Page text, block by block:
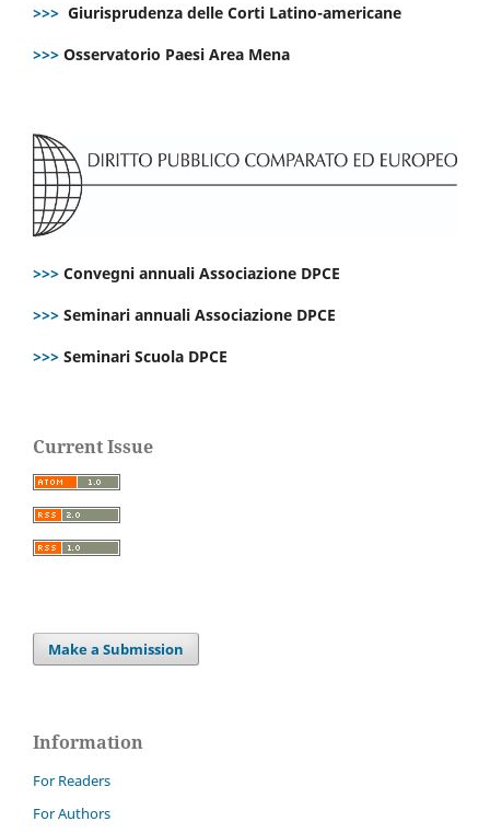
>>> Giurisprudenza delle Corti Latino-americane
>>> Osservatorio Paesi Area Mena
>>> Convegni annuali Associazione DPCE
>>> Seminari annuali Associazione DPCE
>>> Seminari Scuola DPCE
Current Issue
Make a Submission
Information
For Readers
For Authors